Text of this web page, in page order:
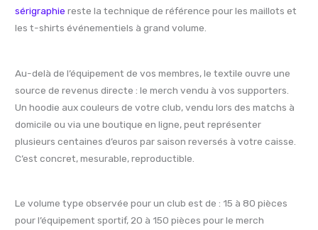
sérigraphie reste la technique de référence pour les maillots et
les t-shirts événementiels à grand volume.
Au-delà de l’équipement de vos membres, le textile ouvre une
source de revenus directe : le merch vendu à vos supporters.
Un hoodie aux couleurs de votre club, vendu lors des matchs à
domicile ou via une boutique en ligne, peut représenter
plusieurs centaines d’euros par saison reversés à votre caisse.
C’est concret, mesurable, reproductible.
Le volume type observée pour un club est de : 15 à 80 pièces
pour l’équipement sportif, 20 à 150 pièces pour le merch